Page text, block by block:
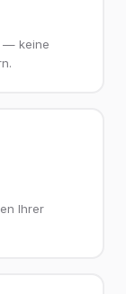
— keine
Ihrer